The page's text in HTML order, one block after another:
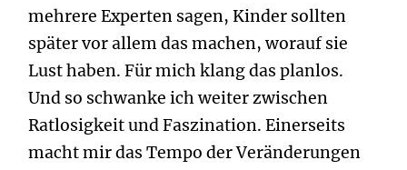
mehrere Experten sagen, Kinder sollten
später vor allem das machen, worauf sie
Lust haben. Für mich klang das planlos.
Und so schwanke ich weiter zwischen
Ratlosigkeit und Faszination. Einerseits
macht mir das Tempo der Veränderungen